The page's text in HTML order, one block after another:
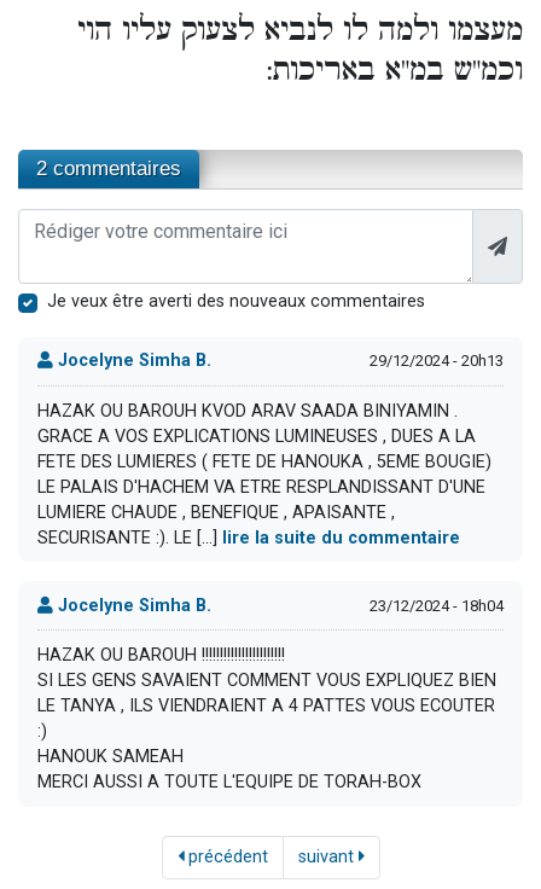
מעצמו ולמה לו לנביא לצעוק עליו הוי
וכמ"ש במ"א באריכות:
2 commentaires
Je veux être averti des nouveaux commentaires
Jocelyne Simha B. 29/12/2024 - 20h13
HAZAK OU BAROUH KVOD ARAV SAADA BINIYAMIN .
GRACE A VOS EXPLICATIONS LUMINEUSES , DUES A LA
FETE DES LUMIERES ( FETE DE HANOUKA , 5EME BOUGIE)
LE PALAIS D'HACHEM VA ETRE RESPLANDISSANT D'UNE
LUMIERE CHAUDE , BENEFIQUE , APAISANTE ,
SECURISANTE :). LE [...]
lire la suite du commentaire
Jocelyne Simha B. 23/12/2024 - 18h04
HAZAK OU BAROUH !!!!!!!!!!!!!!!!!!!!!!!
SI LES GENS SAVAIENT COMMENT VOUS EXPLIQUEZ BIEN
LE TANYA , ILS VIENDRAIENT A 4 PATTES VOUS ECOUTER
:)
HANOUK SAMEAH
MERCI AUSSI A TOUTE L'EQUIPE DE TORAH-BOX
précédent suivant